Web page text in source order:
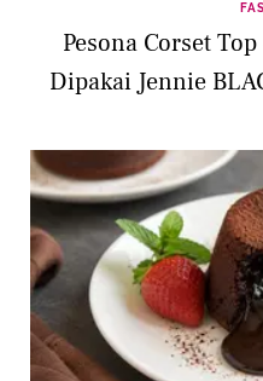
Pesona Corset
Dipakai Jennie